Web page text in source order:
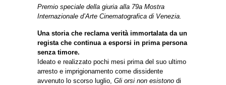
Premio speciale della giuria alla 79a Mostra
Internazionale d’Arte Cinematografica di Venezia.
Una storia che reclama verità immortalata da un
regista che continua a esporsi in prima persona
senza timore.
Ideato e realizzato pochi mesi prima del suo ultimo
arresto e imprigionamento come dissidente
avvenuto lo scorso luglio, Gli orsi non esistono di